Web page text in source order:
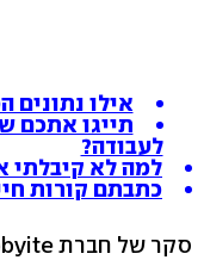
אילו
תייגו אתכם
לעבודה?
למה לא קיבלתי
כתבתם קורות